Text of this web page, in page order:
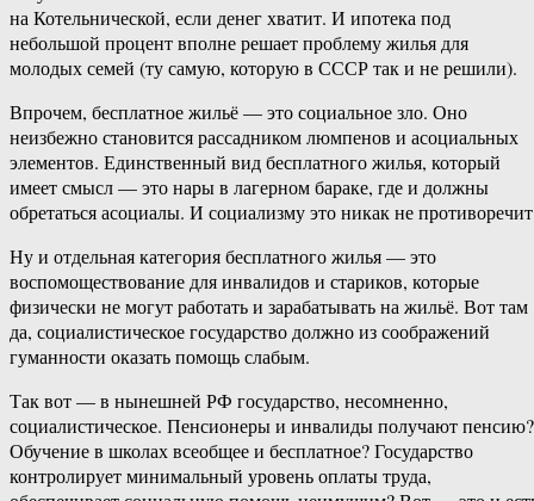
на Котельнической, если денег хватит. И ипотека под
небольшой процент вполне решает проблему жилья для
молодых семей (ту самую, которую в СССР так и не решили).
Впрочем, бесплатное жильё — это социальное зло. Оно
неизбежно становится рассадником люмпенов и асоциальных
элементов. Единственный вид бесплатного жилья, который
имеет смысл — это нары в лагерном бараке, где и должны
обретаться асоциалы. И социализму это никак не
Ну и отдельная категория бесплатного жилья — это
воспомоществование для инвалидов и стариков, которые
физически не могут работать и зарабатывать на жильё. Вот там
да, социалистическое государство должно из соображений
гуманности оказать помощь слабым.
Так вот — в нынешней РФ государство, несомненно,
социалистическое. Пенсионеры и инвалиды получают пенсию?
Обучение в школах всеобщее и бесплатное? Государство
контролирует минимальный уровень оплаты труда,